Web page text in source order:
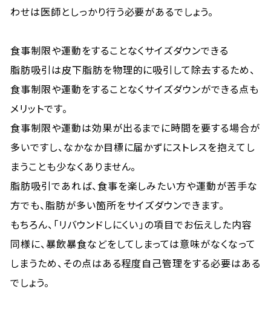
わせは医師としっかり行う必要があるでしょう。
食事制限や運動をすることなくサイズダウンできる
脂肪吸引は皮下脂肪を物理的に吸引して除去するため、
食事制限や運動をすることなくサイズダウンができる点も
メリットです。
食事制限や運動は効果が出るまでに時間を要する場合が
多いですし、なかなか目標に届かずにストレスを抱えてし
まうことも少なくありません。
脂肪吸引であれば、食事を楽しみたい方や運動が苦手な
方でも、脂肪が多い箇所をサイズダウンできます。
もちろん、「リバウンドしにくい」の項目でお伝えした内容
同様に、暴飲暴食などをしてしまっては意味がなくなって
しまうため、その点はある程度自己管理をする必要はある
でしょう。